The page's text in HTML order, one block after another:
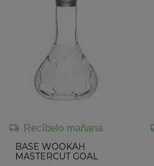
Recíbelo mañana
BASE WOOKAH
MASTERCUT GOAL